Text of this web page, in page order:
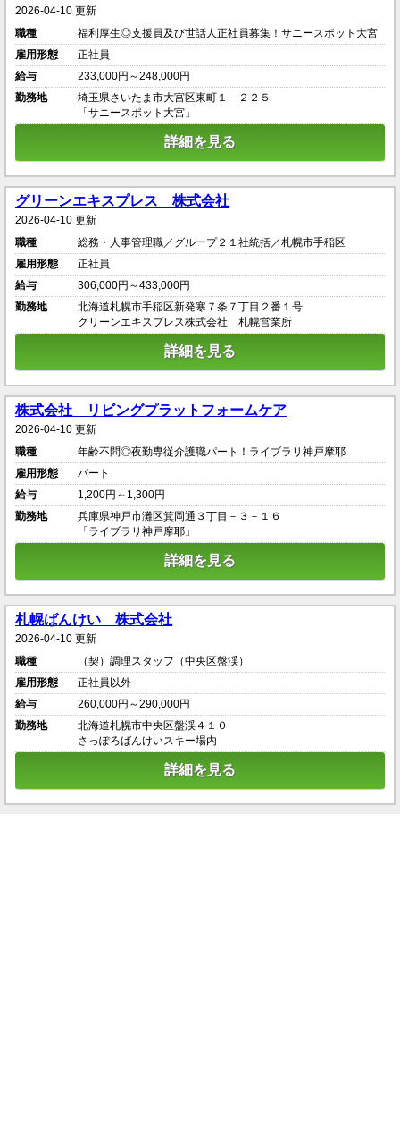
2026-04-10 更新
職種
福利厚生◎支援員及び世話人正社員募集！サニースポット大宮
雇用形態
正社員
給与
233,000円～248,000円
勤務地
埼玉県さいたま市大宮区東町１－２２５
「サニースポット大宮」
詳細を見る
グリーンエキスプレス 株式会社
2026-04-10 更新
職種
総務・人事管理職／グループ２１社統括／札幌市手稲区
雇用形態
正社員
給与
306,000円～433,000円
勤務地
北海道札幌市手稲区新発寒７条７丁目２番１号
グリーンエキスプレス株式会社 札幌営業所
詳細を見る
株式会社 リビングプラットフォームケア
2026-04-10 更新
職種
年齢不問◎夜勤専従介護職パート！ライブラリ神戸摩耶
雇用形態
パート
給与
1,200円～1,300円
勤務地
兵庫県神戸市灘区箕岡通３丁目－３－１６
「ライブラリ神戸摩耶」
詳細を見る
札幌ばんけい 株式会社
2026-04-10 更新
職種
（契）調理スタッフ（中央区盤渓）
雇用形態
正社員以外
給与
260,000円～290,000円
勤務地
北海道札幌市中央区盤渓４１０
さっぽろばんけいスキー場内
詳細を見る